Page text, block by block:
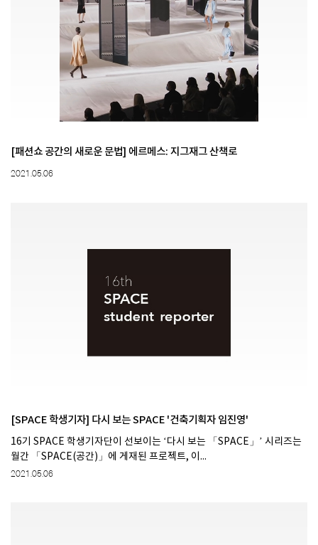
[패션쇼 공간의 새로운 문법] 에르메스: 지그재그 산책로
2021.05.06
[SPACE 학생기자] 다시 보는 SPACE '건축기획자 임진영'
16기 SPACE 학생기자단이 선보이는 ‘다시 보는 「SPACE」’ 시리즈는
월간 「SPACE(공간)」에 게재된 프로젝트, 이...
2021.05.06